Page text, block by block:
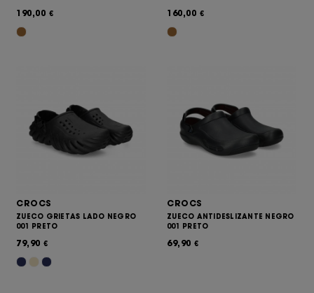
190,00 € 160,00 €
CROCS
ZUECO GRIETAS LADO NEGRO
001 PRETO
79,90 €
CROCS
ZUECO ANTIDESLIZANTE NEGRO
001 PRETO
69,90 €